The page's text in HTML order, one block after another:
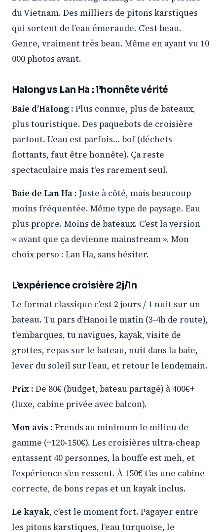
du Vietnam. Des milliers de pitons karstiques
qui sortent de l’eau émeraude. C’est beau.
Genre, vraiment très beau. Même en ayant vu 10
000 photos avant.
Halong vs Lan Ha : l’honnête vérité
Baie d’Halong : Plus connue, plus de bateaux,
plus touristique. Des paquebots de croisière
partout. L’eau est parfois… bof (déchets
flottants, faut être honnête). Ça reste
spectaculaire mais t’es rarement seul.
Baie de Lan Ha : Juste à côté, mais beaucoup
moins fréquentée. Même type de paysage. Eau
plus propre. Moins de bateaux. C’est la version
« avant que ça devienne mainstream ». Mon
choix perso : Lan Ha, sans hésiter.
L’expérience croisière 2j/1n
Le format classique c’est 2 jours / 1 nuit sur un
bateau. Tu pars d’Hanoi le matin (3-4h de route),
t’embarques, tu navigues, kayak, visite de
grottes, repas sur le bateau, nuit dans la baie,
lever du soleil sur l’eau, et retour le lendemain.
Prix : De 80€ (budget, bateau partagé) à 400€+
(luxe, cabine privée avec balcon).
Mon avis : Prends au minimum le milieu de
gamme (~120-150€). Les croisières ultra-cheap
entassent 40 personnes, la bouffe est meh, et
l’expérience s’en ressent. À 150€ t’as une cabine
correcte, de bons repas et un kayak inclus.
Le kayak, c’est le moment fort. Pagayer entre
les pitons karstiques, l’eau turquoise, le